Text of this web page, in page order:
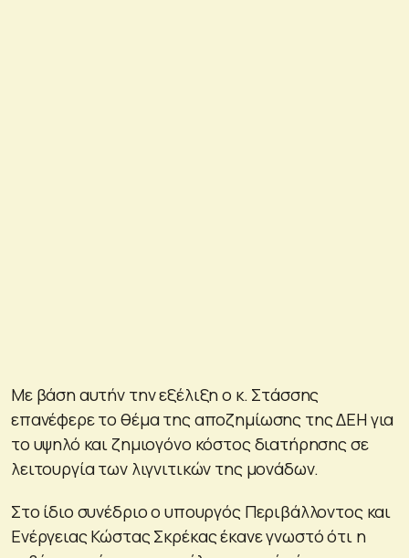
Με βάση αυτήν την εξέλιξη ο κ. Στάσσης
επανέφερε το θέμα της αποζημίωσης της ΔΕΗ για
το υψηλό και ζημιογόνο κόστος διατήρησης σε
λειτουργία των λιγνιτικών της μονάδων.
Στο ίδιο συνέδριο ο υπουργός Περιβάλλοντος και
Ενέργειας Κώστας Σκρέκας έκανε γνωστό ότι η